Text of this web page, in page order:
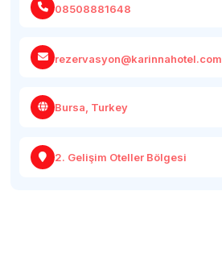
08508881648
rezervasyon@karinnahotel.com
Bursa, Turkey
2. Gelişim Oteller Bölgesi